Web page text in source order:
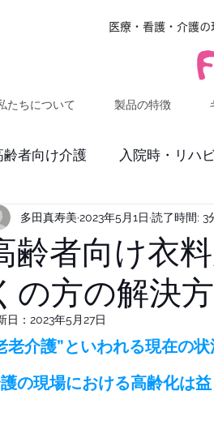
医療・看護・介護
たちについて 製品の特徴
齢者向け介護 入院時・リハ
齢者向け衣
の方の解決
多田真寿美 2023年5月1日 読了時間: 3
日： 2023年5月27日
老介護”といわれる現在の状
の現場における高齢化は益